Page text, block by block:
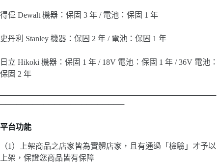
得偉 Dewalt 機器：保固 3 年 / 電池：保固 1 年
史丹利 Stanley 機器：保固 2 年 / 電池：保固 1 年
日立 Hikoki 機器：保固 1 年 / 18V 電池：保固 1 年 / 36V 電池：
保固 2 年
────────────────────────────────────────
───────────────────────
平台功能
（1）上架商品之店家皆為實體店家，且有通過「檢驗」才予以
上架，保證您商品皆有保障